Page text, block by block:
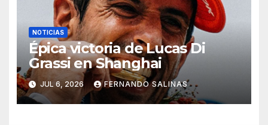
NOTICIAS
Épica victoria de Lucas Di
Grassi en Shanghai
JUL 6, 2026 FERNANDO SALINAS